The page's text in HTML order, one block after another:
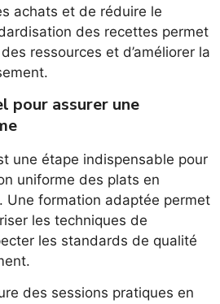
achats et de réduire le
des recettes permet
ressources et d’améliorer la
pour assurer une
une étape indispensable pour
uniforme des plats en
Une formation adaptée permet
les techniques de
les standards de qualité
des sessions pratiques en